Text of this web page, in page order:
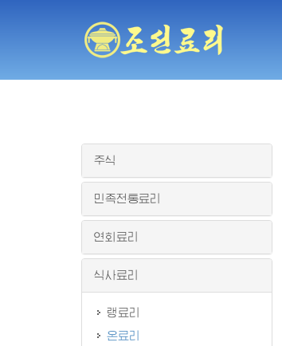
주식
민족전통료리
연회료리
식사료리
랭료리
온료리